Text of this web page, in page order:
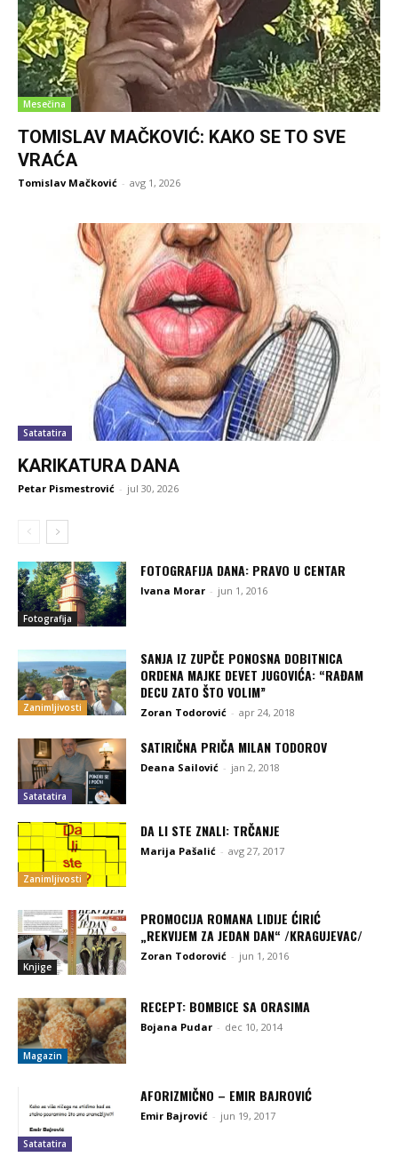
Mesečina
TOMISLAV MAČKOVIĆ: KAKO SE TO SVE
VRAĆA
Tomislav Mačković - avg 1, 2026
Satatatira
KARIKATURA DANA
Petar Pismestrović - jul 30, 2026
Fotografija
FOTOGRAFIJA DANA: PRAVO U CENTAR
Ivana Morar - jun 1, 2016
Zanimljivosti
SANJA IZ ZUPČE PONOSNA DOBITNICA
ORDENA MAJKE DEVET JUGOVIĆA: “RAĐAM
DECU ZATO ŠTO VOLIM”
Zoran Todorović - apr 24, 2018
Satatatira
SATIRIČNA PRIČA MILAN TODOROV
Deana Sailović - jan 2, 2018
Zanimljivosti
DA LI STE ZNALI: TRČANJE
Marija Pašalić - avg 27, 2017
Knjige
PROMOCIJA ROMANA LIDIJE ĆIRIĆ
„REKVIJEM ZA JEDAN DAN“ /KRAGUJEVAC/
Zoran Todorović - jun 1, 2016
Magazin
RECEPT: BOMBICE SA ORASIMA
Bojana Pudar - dec 10, 2014
Satatatira
AFORIZMIČNO – EMIR BAJROVIĆ
Emir Bajrović - jun 19, 2017